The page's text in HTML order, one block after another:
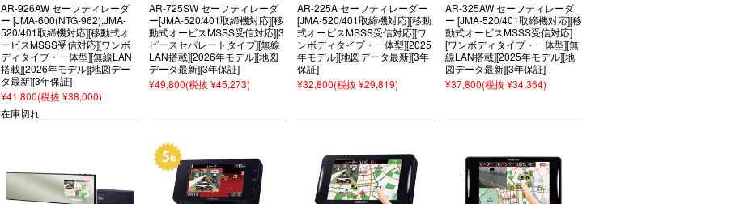
AR-926AW セーフティレーダ
ー [JMA-600(NTG-962),JMA-
520/401取締機対応][移動式オ
ービスMSSS受信対応][ワンボ
ディタイプ・一体型][無線LAN
搭載][2026年モデル][地図デー
タ最新][3年保証]
¥41,800(税抜 ¥38,000)
在庫切れ
AR-725SW セーフティレーダ
ー[JMA-520/401取締機対応][移
動式オービスMSSS受信対応][3
ピースセパレートタイプ][無線
LAN搭載][2026年モデル][地図
データ最新][3年保証]
¥49,800(税抜 ¥45,273)
AR-225A セーフティレーダー
[JMA-520/401取締機対応][移動
式オービスMSSS受信対応][ワ
ンボディタイプ・一体型][2025
年モデル][地図データ最新][3年
保証]
¥32,800(税抜 ¥29,819)
AR-325AW セーフティレーダ
ー [JMA-520/401取締機対応][移
動式オービスMSSS受信対応]
[ワンボディタイプ・一体型][無
線LAN搭載][2025年モデル][地
図データ最新][3年保証]
¥37,800(税抜 ¥34,364)